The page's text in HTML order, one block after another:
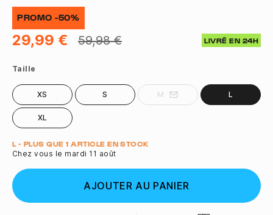
PROMO -50%
29,99 € 59,98 € LIVRÉ EN 24H
Taille
XS S M L
XL
Quantité
L - PLUS QUE 1 ARTICLE EN STOCK
Chez vous le mardi 11 août
AJOUTER AU PANIER